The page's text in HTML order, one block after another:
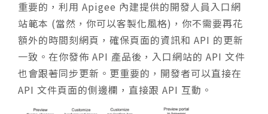
重要的，利用 Apigee 內建提供的開發人員入口網
站範本 (當然，你可以客製化風格)，你不需要再花
額外的時間刻網頁，確保頁面的資訊和 API 的更新
一致。在你發佈 API 產品後，入口網站的 API 文件
也會跟著同步更新。更重要的，開發者可以直接在
API 文件頁面的側邊欄，直接跟 API 互動。